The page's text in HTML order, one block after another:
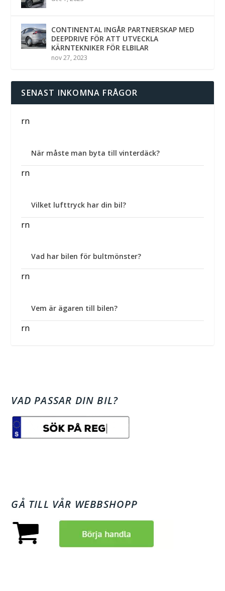
CONTINENTAL INGÅR PARTNERSKAP MED
DEEPDRIVE FÖR ATT UTVECKLA
KÄRNTEKNIKER FÖR ELBILAR
nov 27, 2023
SENAST INKOMNA FRÅGOR
rn
När måste man byta till vinterdäck?
rn
Vilket lufttryck har din bil?
rn
Vad har bilen för bultmönster?
rn
Vem är ägaren till bilen?
rn
VAD PASSAR DIN BIL?
GÅ TILL VÅR WEBBSHOPP